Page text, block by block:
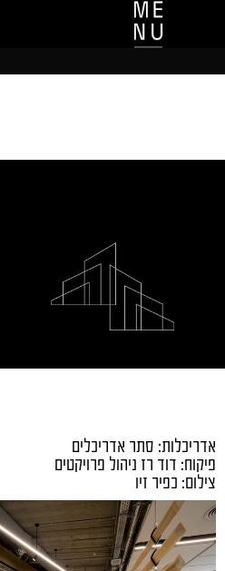
אדריכלות: סתר אדריכלים
פיקוח: דוד רז ניהול פרויקטים
צילום: כפיר זיו